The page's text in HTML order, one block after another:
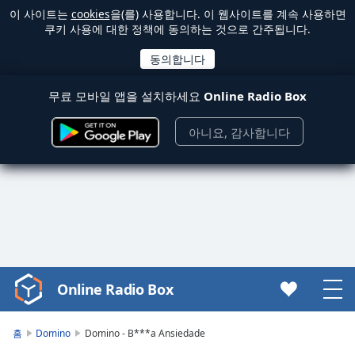
이 사이트는 cookies을(를) 사용합니다. 이 웹사이트를 계속 사용하면
쿠키 사용에 대한 정책에 동의하는 것으로 간주됩니다.
무료 모바일 앱을 설치하세요 Online Radio Box
아니요, 감사합니다
Video
Player
Online Radio Box
홈 Domino Domino - B***a Ansiedade